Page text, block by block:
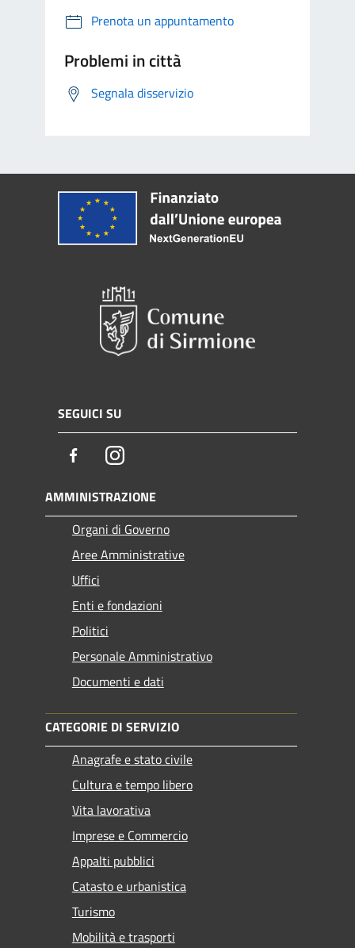
Prenota un appuntamento
Problemi in città
Segnala disservizio
SEGUICI SU
FacebookInstagram
AMMINISTRAZIONE
Organi di Governo
Aree Amministrative
Uffici
Enti e fondazioni
Politici
Personale Amministrativo
Documenti e dati
CATEGORIE DI SERVIZIO
Anagrafe e stato civile
Cultura e tempo libero
Vita lavorativa
Imprese e Commercio
Appalti pubblici
Catasto e urbanistica
Turismo
Mobilità e trasporti